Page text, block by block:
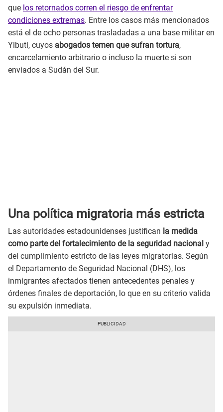
que los retornados corren el riesgo de enfrentar
condiciones extremas. Entre los casos más mencionados
está el de ocho personas trasladadas a una base militar en
Yibuti, cuyos abogados temen que sufran tortura,
encarcelamiento arbitrario o incluso la muerte si son
enviados a Sudán del Sur.
Una política migratoria más estricta
Las autoridades estadounidenses justifican la medida
como parte del fortalecimiento de la seguridad nacional y
del cumplimiento estricto de las leyes migratorias. Según
el Departamento de Seguridad Nacional (DHS), los
inmigrantes afectados tienen antecedentes penales y
órdenes finales de deportación, lo que en su criterio valida
su expulsión inmediata.